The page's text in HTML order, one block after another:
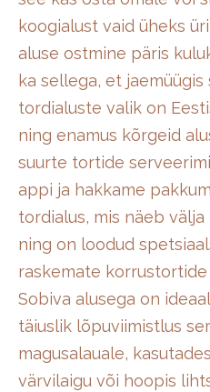
koogialust vaid üheks
aluse ostmine päris
ka sellega, et
tordialuste valik on
ning enamus kõrgeid
suurte tortide
appi ja hakkame
tordialus, mis näeb
ning on loodud
raskemate korrustortide
Sobiva alusega on
täiuslik lõpuviimistlus
magusalauale,
värvilaigu või hoopis